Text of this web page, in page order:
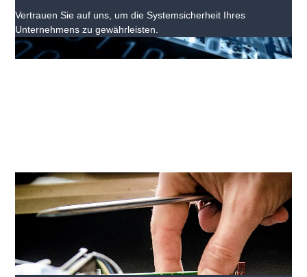
Vertrauen Sie auf uns, um die Systemsicherheit Ihres
Unternehmens zu gewährleisten.